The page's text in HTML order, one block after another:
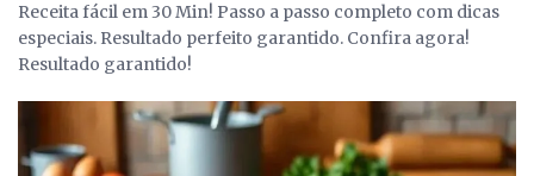
Receita fácil em 30 Min! Passo a passo completo com dicas
especiais. Resultado perfeito garantido. Confira agora!
Resultado garantido!